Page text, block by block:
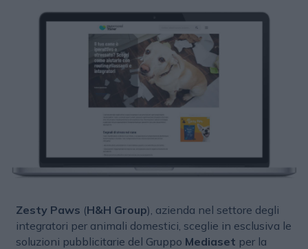
Zesty Paws (H&H Group), azienda nel settore degli
integratori per animali domestici, sceglie in esclusiva le
soluzioni pubblicitarie del Gruppo Mediaset per la